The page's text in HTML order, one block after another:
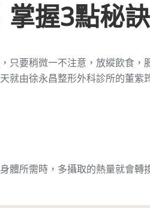
握3點秘
只要稍微一不注意，放縱飲食
就由徐永昌整形外科診所的董
體所需時，多攝取的熱量就會